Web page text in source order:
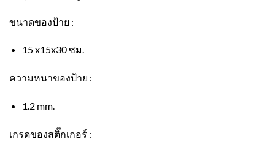
ขนาดของป้าย :
15 x15x30 ซม.
ความหนาของป้าย :
1.2 mm.
เกรดของสติ๊กเกอร์ :